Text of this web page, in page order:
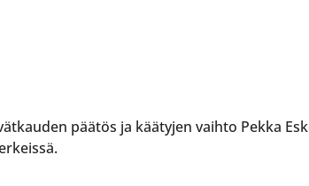
päätös ja käätyjen vaihto Pekka